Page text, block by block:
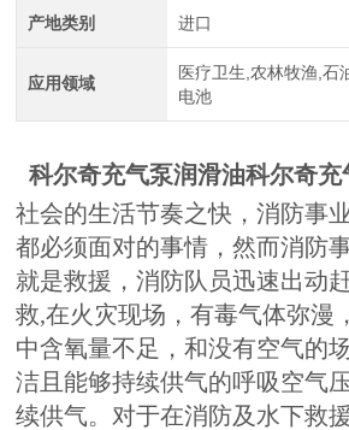
产地类别 进口
应用领域
医疗卫生,农林牧渔,石
电池
科尔奇充气泵润滑油科尔奇充
社会的生活节奏之快，消防事
都必须面对的事情，然而消防
就是救援，消防队员迅速出动
救,在火灾现场，有毒气体弥漫
中含氧量不足，和没有空气的
洁且能够持续供气的呼吸空气
续供气。对于在消防及水下救